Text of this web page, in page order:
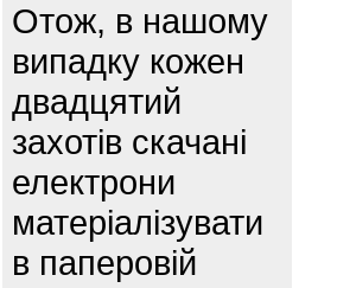
Отож, в нашому
випадку кожен
двадцятий
захотів скачані
електрони
матеріалізувати
в паперовій